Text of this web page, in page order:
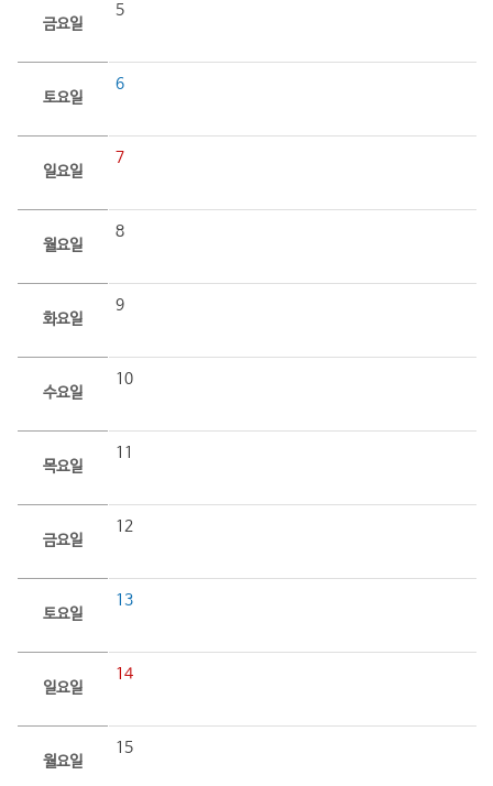
금요일
5
토요일
6
일요일
7
월요일
8
화요일
9
수요일
10
목요일
11
금요일
12
토요일
13
일요일
14
월요일
15